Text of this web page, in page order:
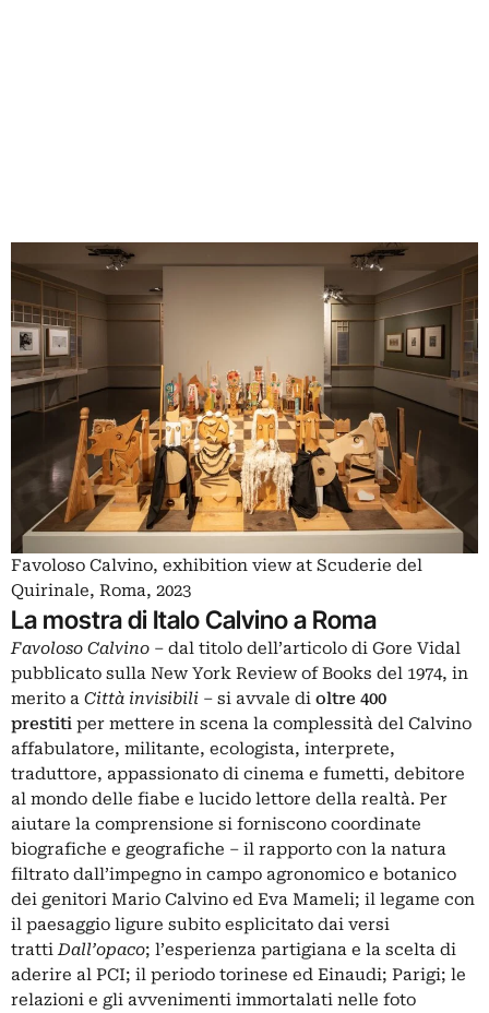
Favoloso Calvino, exhibition view at Scuderie del
Quirinale, Roma, 2023
La mostra di Italo Calvino a Roma
Favoloso Calvino – dal titolo dell’articolo di Gore Vidal
pubblicato sulla New York Review of Books del 1974, in
merito a Città invisibili – si avvale di oltre 400
prestiti per mettere in scena la complessità del Calvino
affabulatore, militante, ecologista, interprete,
traduttore, appassionato di cinema e fumetti, debitore
al mondo delle fiabe e lucido lettore della realtà. Per
aiutare la comprensione si forniscono coordinate
biografiche e geografiche – il rapporto con la natura
filtrato dall’impegno in campo agronomico e botanico
dei genitori Mario Calvino ed Eva Mameli; il legame con
il paesaggio ligure subito esplicitato dai versi
trattiDall’opaco; l’esperienza partigiana e la scelta di
aderire al PCI; il periodo torinese ed Einaudi; Parigi; le
relazioni e gli avvenimenti immortalati nelle foto